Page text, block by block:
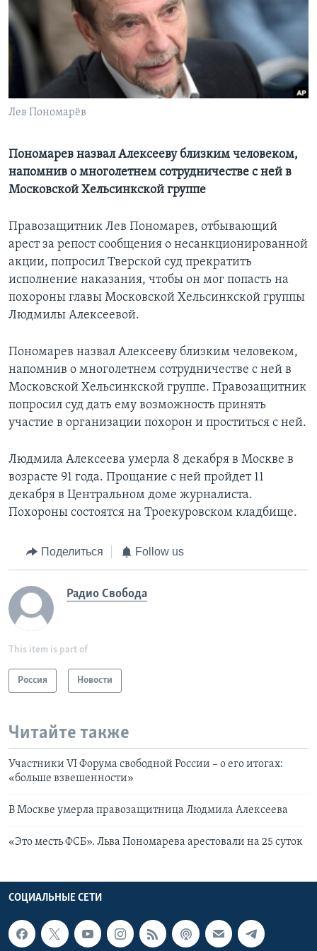
Learning English
СОЦИАЛЬНЫЕ СЕТИ
Лев Пономарёв
Пономарев назвал Алексееву близким человеком,
напомнив о многолетнем сотрудничестве с ней в
Московской Хельсинкской группе
Правозащитник Лев Пономарев, отбывающий
арест за репост сообщения о несанкционированной
акции, попросил Тверской суд прекратить
исполнение наказания, чтобы он мог попасть на
похороны главы Московской Хельсинкской группы
Людмилы Алексеевой.
Пономарев назвал Алексееву близким человеком,
напомнив о многолетнем сотрудничестве с ней в
Московской Хельсинкской группе. Правозащитник
попросил суд дать ему возможность принять
участие в организации похорон и проститься с ней.
Людмила Алексеева умерла 8 декабря в Москве в
возрасте 91 года. Прощание с ней пройдет 11
декабря в Центральном доме журналиста.
Похороны состоятся на Троекуровском кладбище.
Поделиться Follow us
Радио Свобода
This item is part of
Россия Новости
Читайте также
Участники VI Форума свободной России – о его итогах:
«больше взвешенности»
В Москве умерла правозащитница Людмила Алексеева
«Это месть ФСБ». Льва Пономарева арестовали на 25 суток
СОЦИАЛЬНЫЕ СЕТИ